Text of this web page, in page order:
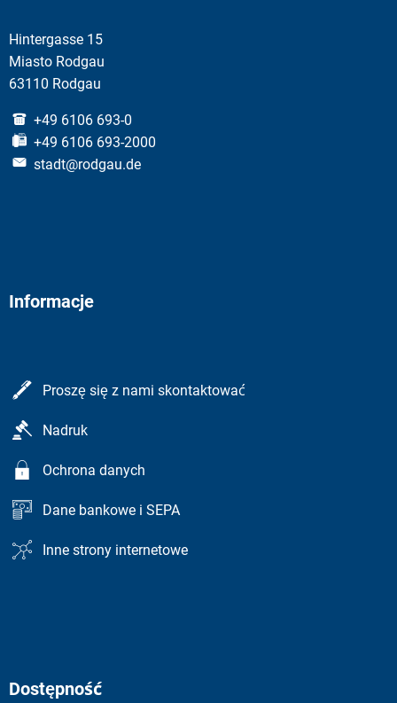
Hintergasse 15
Miasto Rodgau
63110 Rodgau
+49 6106 693-0
+49 6106 693-2000
stadt@rodgau.de
Informacje
Proszę się z nami skontaktować
Nadruk
Ochrona danych
Dane bankowe i SEPA
Inne strony internetowe
Dostępność